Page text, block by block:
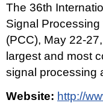
The 36th
Signal
(PCC), May 22-
largest and most
signal processing
Website: http://